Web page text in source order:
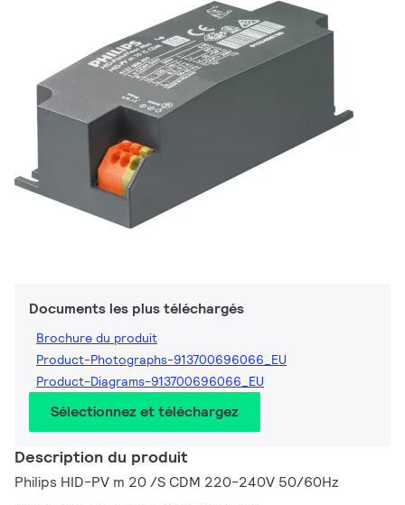
Documents les plus téléchargés
Brochure du produit
Product-Photographs-913700696066_EU
Product-Diagrams-913700696066_EU
Sélectionnez et téléchargez
Description du produit
Philips HID-PV m 20 /S CDM 220-240V 50/60Hz